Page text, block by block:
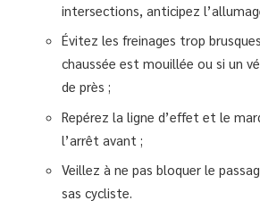
intersections, anticipez
Évitez les freinages trop
chaussée est mouillée ou si un
de près ;
Repérez la ligne d’effet et le
l’arrêt avant ;
Veillez à ne pas bloquer le
sas cycliste.